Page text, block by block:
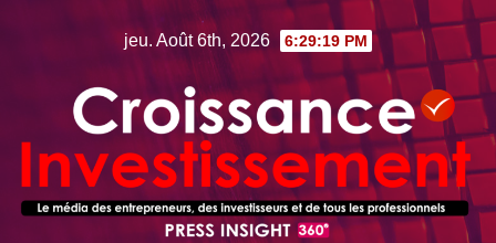
jeu. Août 6th, 2026 6:29:20 PM